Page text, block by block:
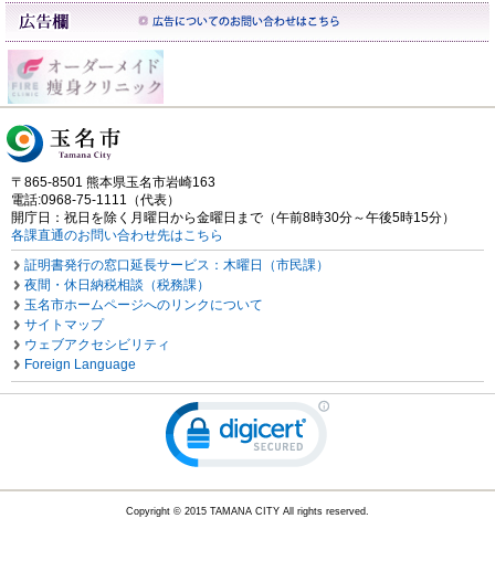
〒865-8501 熊本県玉名市岩崎163
電話:0968-75-1111（代表）
開庁日：祝日を除く月曜日から金曜日まで（午前8時30分～午後5時15分）
各課直通のお問い合わせ先はこちら
証明書発行の窓口延長サービス：木曜日（市民課）
夜間・休日納税相談（税務課）
玉名市ホームページへのリンクについて
サイトマップ
ウェブアクセシビリティ
Foreign Language
Copyright © 2015 TAMANA CITY All rights reserved.